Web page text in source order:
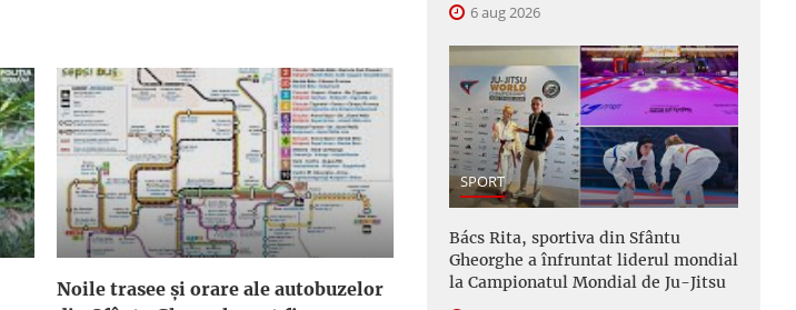
Noile trasee și orare ale autobuzelor
6 aug 2026
SPORT
Bács Rita, sportiva din Sfântu
Gheorghe a înfruntat liderul mondial
la Campionatul Mondial de Ju-Jitsu